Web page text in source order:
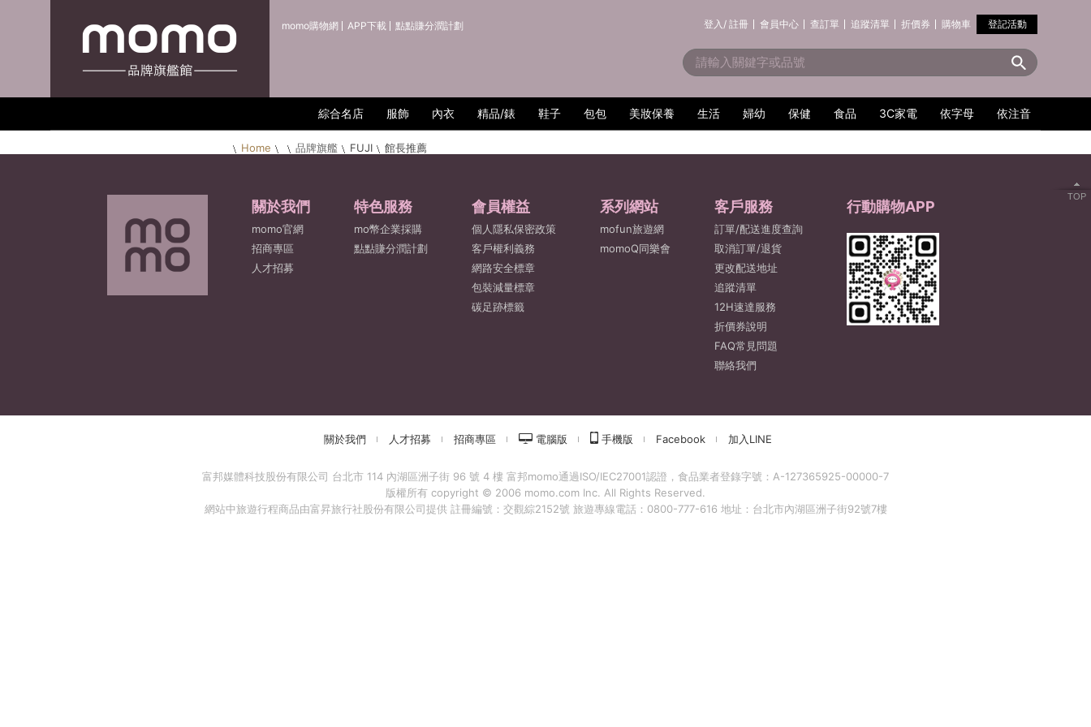
momo購物網 APP下載 點點賺分潤計劃 登記活動
登入/ 註冊 會員中心 查訂單 追蹤清單 折價券 購物車
綜合名店 服飾 內衣 精品/錶 鞋子 包包 美妝保養 生活 婦幼 保健 食品 3C家電 依字母 依注音
Home 品牌旗艦 FUJI 館長推薦
TOP
關於我們
momo官網
招商專區
人才招募
特色服務
mo幣企業採購
點點賺分潤計劃
會員權益
個人隱私保密政策
客戶權利義務
網路安全標章
包裝減量標章
碳足跡標籤
系列網站
mofun旅遊網
momoQ同樂會
客戶服務
訂單/配送進度查詢
取消訂單/退貨
更改配送地址
追蹤清單
12H速達服務
折價券說明
FAQ常見問題
聯絡我們
行動購物APP
關於我們 人才招募 招商專區 電腦版 手機版 Facebook 加入LINE
富邦媒體科技股份有限公司 台北市 114 內湖區洲子街 96 號 4 樓 富邦momo通過ISO/IEC27001認證，食品業者登錄字號：A-127365925-00000-7
版權所有 copyright © 2006 momo.com Inc. All Rights Reserved.
網站中旅遊行程商品由富昇旅行社股份有限公司提供 註冊編號：交觀綜2152號 旅遊專線電話：0800-777-616 地址：台北市內湖區洲子街92號7樓